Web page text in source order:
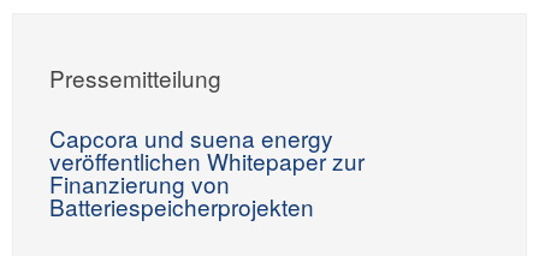
Pressemitteilung
Capcora und suena energy
veröffentlichen Whitepaper zur
Finanzierung von
Batteriespeicherprojekten